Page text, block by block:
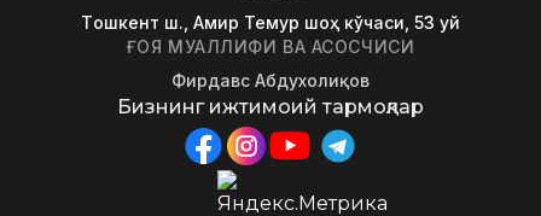
Tошкент ш., Амир Темур шоҳ кўчаси, 53 уй
ҒОЯ МУАЛЛИФИ ВА АСОСЧИСИ
Фирдавс Абдухолиқов
Бизнинг ижтимоий тармоқлар